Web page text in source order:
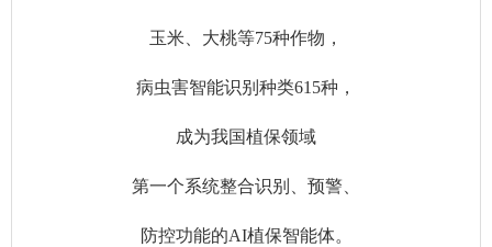
玉米、大桃等75种作物，
病虫害智能识别种类615种，
成为我国植保领域
第一个系统整合识别、预警、
防控功能的AI植保智能体。